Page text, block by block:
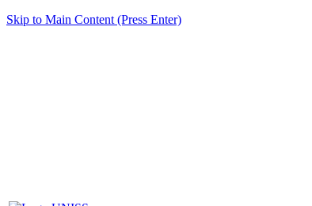
Skip to Main Content (Press Enter)